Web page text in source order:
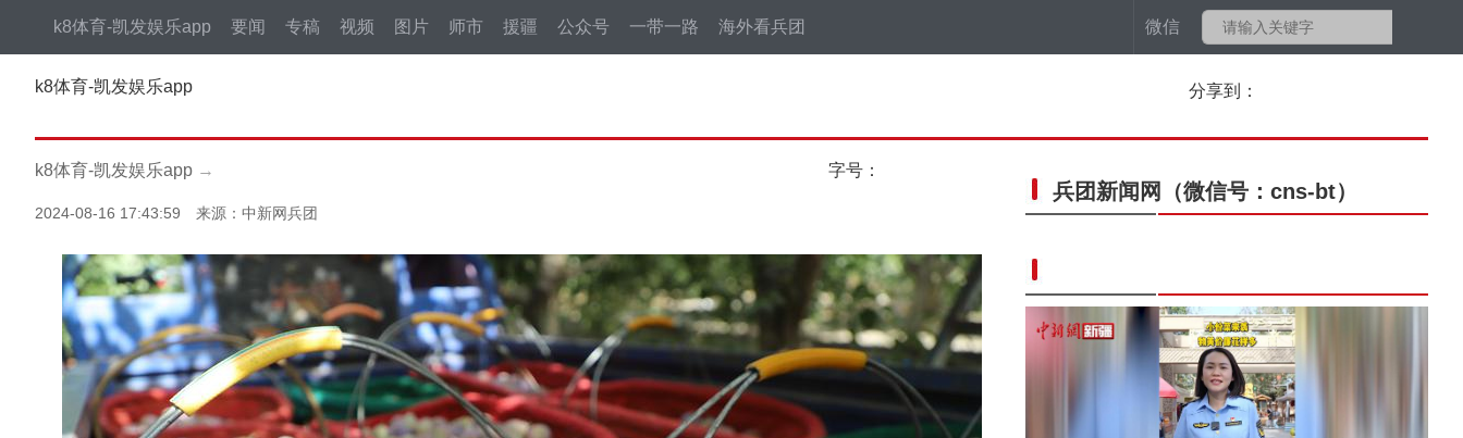
微信
k8体育-凯发娱乐app 要闻 专稿 视频 图片 师市 援疆 公众号 一带一路 海外看兵团
k8体育-凯发娱乐app 分享到：
k8体育-凯发娱乐app → 字号：
2024-08-16 17:43:59 来源：中新网兵团
兵团新闻网 （微信号：cns-bt）